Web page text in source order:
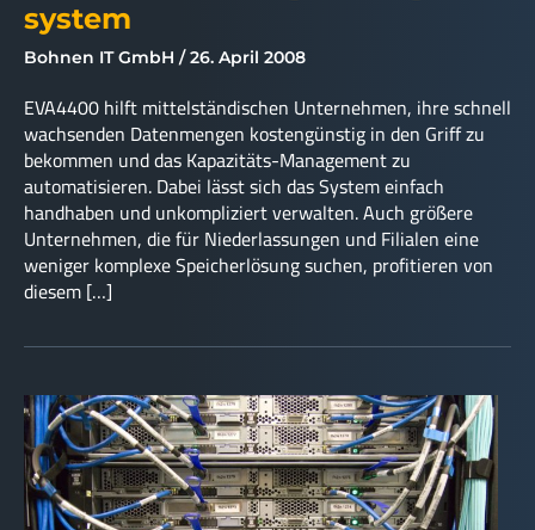
system
Bohnen IT GmbH 26. April 2008
EVA4400 hilft mittelständischen Unternehmen, ihre schnell
wachsenden Datenmengen kostengünstig in den Griff zu
bekommen und das Kapazitäts-Management zu
automatisieren. Dabei lässt sich das System einfach
handhaben und unkompliziert verwalten. Auch größere
Unternehmen, die für Niederlassungen und Filialen eine
weniger komplexe Speicherlösung suchen, profitieren von
diesem […]